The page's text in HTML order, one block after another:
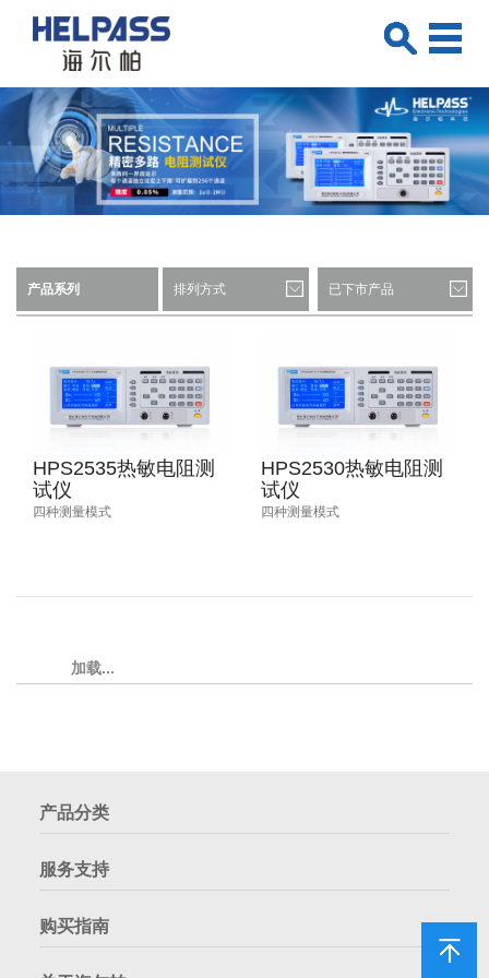
产品系列 排列方式 已下市产品
HPS2535热敏电阻测
试仪
四种测量模式
HPS2530热敏电阻测
试仪
四种测量模式
加载...
产品分类
服务支持
购买指南